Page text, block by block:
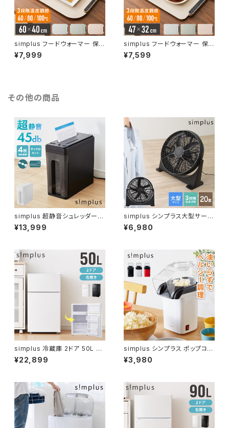
simplus フードウォーマー 保
温プレート プレート6枚用 ホッ
トプレート 食事マット シリコン
温機
¥7,999
simplus フードウォーマー 保
温プレート プレート4枚用 ホッ
トプレート 食事マット シリコン
¥7,599
その他の商品
simplus 超静音シュレッダー
シュレッダー機 マイクロカット
電動 ホッチキス対応 家用 オフ
ド CD/DVD 7.5L シンプラス S
P-SRD03
¥13,999
simplus シンプラス大型サーキ
ュレーター 扇風機 送風機
¥6,980
simplus 冷蔵庫 2ドア 50L コ
ンパクト セカンド冷蔵庫 一人暮
らし オフィス 右開き 新生活 コ
¥22,899
simplus シンプラス ポップコー
ンメーカー SP-PM01
¥3,980